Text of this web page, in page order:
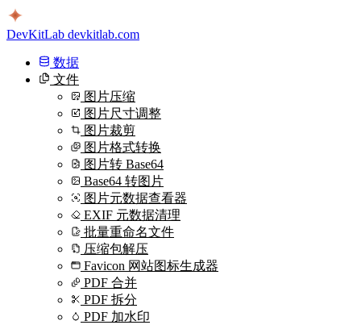
DevKitLab devkitlab.com
数据
文件
图片压缩
图片尺寸调整
图片裁剪
图片格式转换
图片转 Base64
Base64 转图片
图片元数据查看器
EXIF 元数据清理
批量重命名文件
压缩包解压
Favicon 网站图标生成器
PDF 合并
PDF 拆分
PDF 加水印